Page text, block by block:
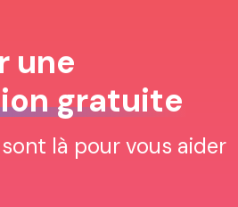
une
gratuite
là pour vous aider